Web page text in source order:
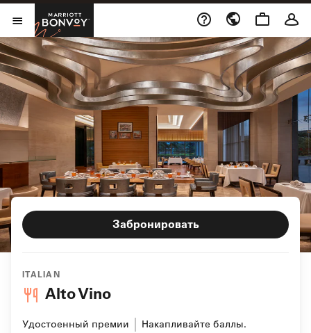
Skip to Content
Открыть меню
Marriott Bonvoy
ITALIAN
Alto Vino
Удостоенный премии Накапливайте баллы.
Забронировать